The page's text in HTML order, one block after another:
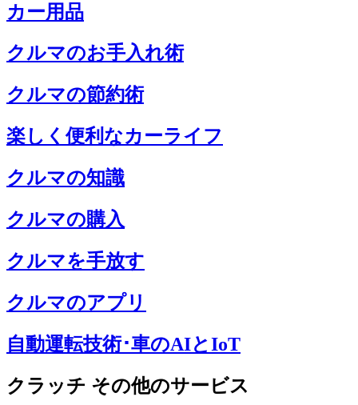
カー用品
クルマのお手入れ術
クルマの節約術
楽しく便利なカーライフ
クルマの知識
クルマの購入
クルマを手放す
クルマのアプリ
自動運転技術･車のAIとIoT
クラッチ その他のサービス